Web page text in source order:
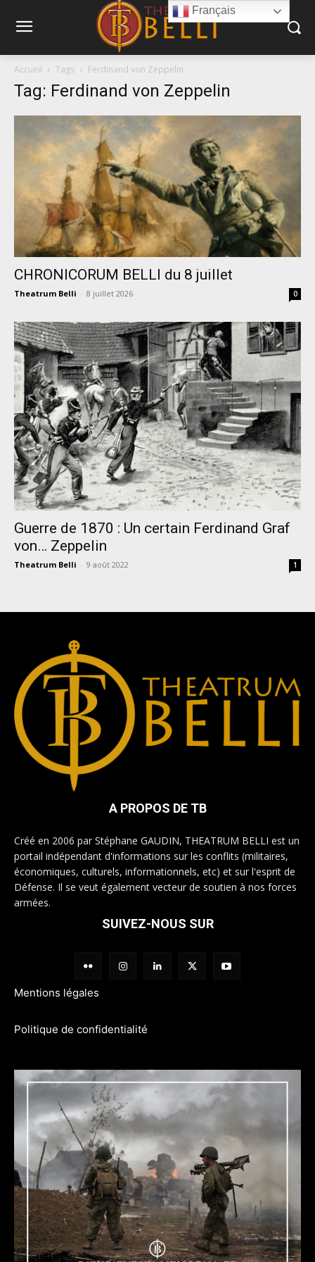
Accueil Tags Ferdinand von Zeppelin
Tag: Ferdinand von Zeppelin
CHRONICORUM BELLI du 8 juillet
Theatrum Belli - 8 juillet 2026 0
Guerre de 1870 : Un certain Ferdinand Graf
von… Zeppelin
Theatrum Belli - 9 août 2022 1
A PROPOS DE TB
Créé en 2006 par Stéphane GAUDIN, THEATRUM BELLI est un
portail indépendant d'informations sur les conflits (militaires,
économiques, culturels, informationnels, etc) et sur l'esprit de
Défense. Il se veut également vecteur de soutien à nos forces
armées.
SUIVEZ-NOUS SUR
Mentions légales
Politique de confidentialité
Français